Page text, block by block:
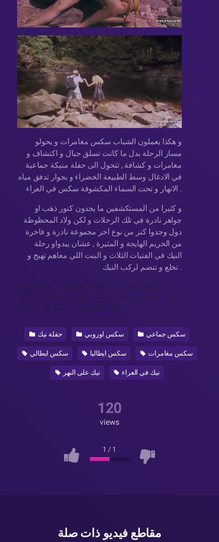
و هكذا يعملون الشباب سكس مغامرات و يحولو
مسار الرحلة بدل ما كانت تسلق جبال و اكتشاف و
مغامرات و كشافة , تتحول الى حفلة منيكة جماعية
في الادغال وسط الطبيعة الخضراء و بجوار تدفق مياه
الانهار و تحت السماء المكشوفة سكس في العراء .
و كثيرا من المستكشفين ما يجدون كنوز ذهب او
جواهر نادرة في تلك الرحلات و لكن ولاد المحظوظة
دول وجدوا كنز من نوع اخر مجموعة نادرة و فاخرة
من الحريم الهايجة و المثيرة , عشان يبدواو رحلة
النيك في الفتيات الثلاث و البنت اللي معاهم تهيج و
تخلع و تنضم لركب النيك .
سكس اوروبي , سكس ايطالي , سكس ايطاليا , سكس لاتيني ,
نيك لاتينيات , سكس جماعي , حفلة نيك , نيك على النهر ,
سكس مغامرات , نيك في العراء ,
حفلة نيك سكس اوروبي سكس جماعي
سكس ايطالي سكس ايطاليا سكس مغامرات
نيك على النهر نيك في العراء
120
views
1 / 1
مقاطع فيديو ذات صلة